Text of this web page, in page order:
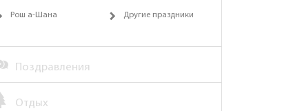
Рош а-Шана Другие праздники
Поздравления
Отдых